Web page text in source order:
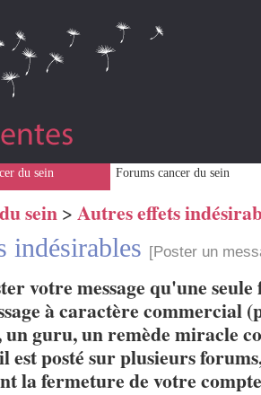
du sein Forums cancer du sein
sein > Autres effets
indésirables [Poster un
votre message qu'une seule
à caractère commercial
guru, un remède miracle
est posté sur plusieurs
la fermeture de votre